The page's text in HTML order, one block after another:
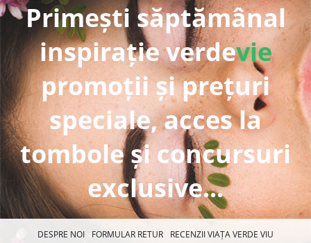
Primești săptămânal
inspirație verdevie
promoții și prețuri
speciale, acces la
tombole și concursuri
exclusive...
DESPRE NOI FORMULAR RETUR
RECENZII VIAȚA VERDE VIU